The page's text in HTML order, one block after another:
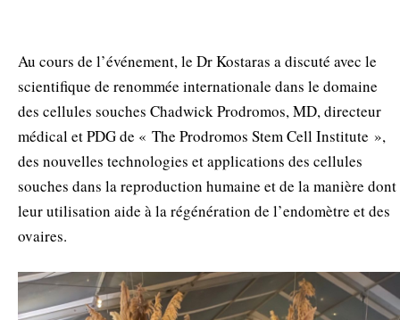
Au cours de l’événement, le Dr Kostaras a discuté avec le
scientifique de renommée internationale dans le domaine
des cellules souches Chadwick Prodromos, MD, directeur
médical et PDG de « The Prodromos Stem Cell Institute »,
des nouvelles technologies et applications des cellules
souches dans la reproduction humaine et de la manière dont
leur utilisation aide à la régénération de l’endomètre et des
ovaires.